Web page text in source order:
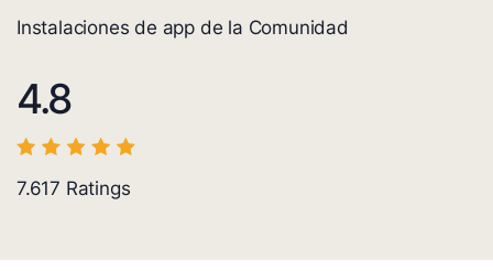
Instalaciones de app de la Comunidad
4.8
7.617 Ratings